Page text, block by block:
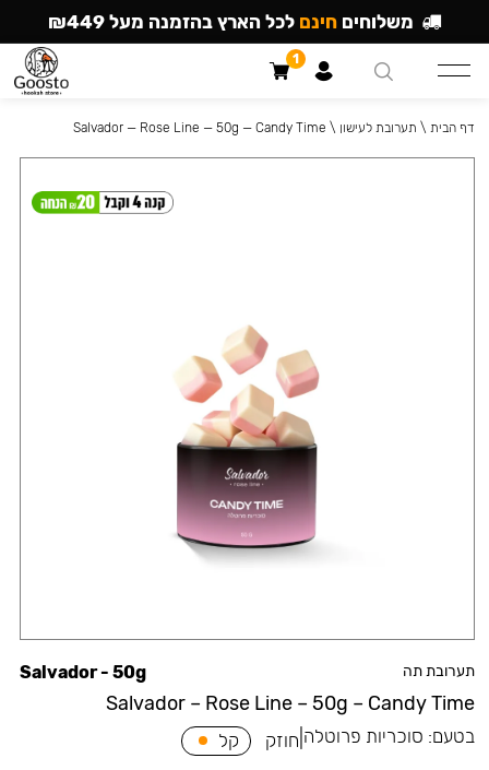
תערובת תה
Salvador – Rose Line – 50g – Candy Time
Salvador - 50g
בטעם: סוכריות פרוטלה חוזק קל
דף הבית \ תערובת לעישון \
Salvador — Rose Line — 50g — Candy Time
משלוחים חינם לכל הארץ בהזמנה מעל ₪449
1